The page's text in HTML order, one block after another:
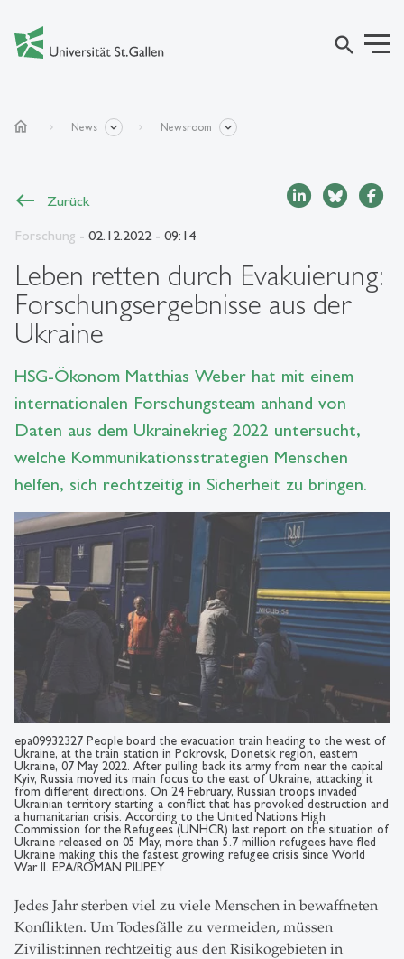
search
home News Newsroom
Zurück
Forschung - 02.12.2022 - 09:14
Leben retten durch Evakuierung:
Forschungsergebnisse aus der
Ukraine
HSG-Ökonom Matthias Weber hat mit einem
internationalen Forschungsteam anhand von
Daten aus dem Ukrainekrieg 2022 untersucht,
welche Kommunikationsstrategien Menschen
helfen, sich rechtzeitig in Sicherheit zu bringen.
epa09932327 People board the evacuation train heading to the west of
Ukraine, at the train station in Pokrovsk, Donetsk region, eastern
Ukraine, 07 May 2022. After pulling back its army from near the capital
Kyiv, Russia moved its main focus to the east of Ukraine, attacking it
from different directions. On 24 February, Russian troops invaded
Ukrainian territory starting a conflict that has provoked destruction and
a humanitarian crisis. According to the United Nations High
Commission for the Refugees (UNHCR) last report on the situation of
Ukraine released on 05 May, more than 5.7 million refugees have fled
Ukraine making this the fastest growing refugee crisis since World
War II. EPA/ROMAN PILIPEY
Jedes Jahr sterben viel zu viele Menschen in bewaffneten
Konflikten. Um Todesfälle zu vermeiden, müssen
Zivilist:innen rechtzeitig aus den Risikogebieten in